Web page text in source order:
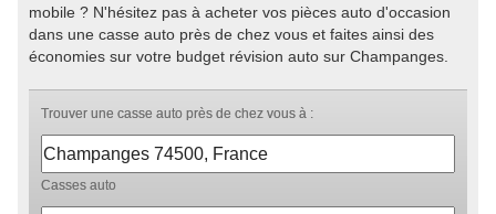
mobile ? N'hésitez pas à acheter vos pièces auto d'occasion
dans une casse auto près de chez vous et faites ainsi des
économies sur votre budget révision auto sur Champanges.